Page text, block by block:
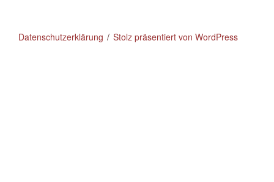
Datenschutzerklärung Stolz präsentiert von WordPress